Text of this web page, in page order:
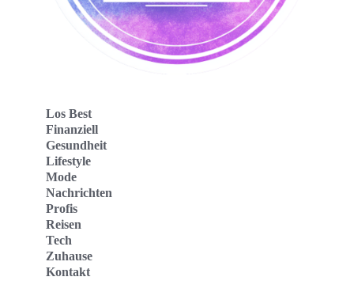
Los Best
Finanziell
Gesundheit
Lifestyle
Mode
Nachrichten
Profis
Reisen
Tech
Zuhause
Kontakt